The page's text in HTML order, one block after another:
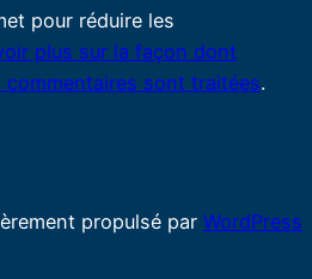
pour réduire les
plus sur la façon dont
sont traitées.
propulsé par WordPress